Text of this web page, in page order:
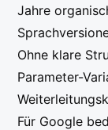
Jahre
Ohne klare
Parameter-
Für Google